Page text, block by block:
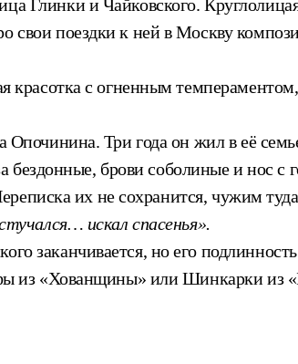
Глинки и Чайковского.
поездки к ней в Москву
красотка с огненным
Три года он жил в её
бездонные, брови соболиные и нос
их не сохранится, чужим
искал спасенья».
заканчивается, но его
из «Хованщины» или Шинкарки из